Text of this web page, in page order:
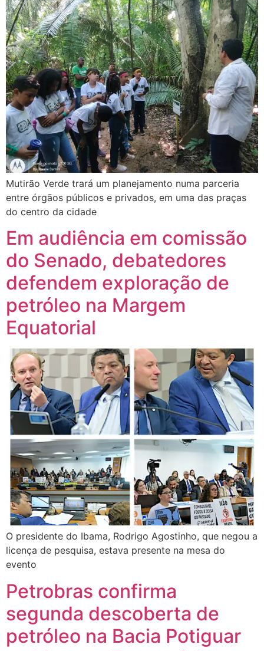
Mutirão Verde trará um planejamento numa parceria
entre órgãos públicos e privados, em uma das praças
do centro da cidade
Em audiência em comissão
do Senado, debatedores
defendem exploração de
petróleo na Margem
Equatorial
O presidente do Ibama, Rodrigo Agostinho, que negou a
licença de pesquisa, estava presente na mesa do
evento
Petrobras confirma
segunda descoberta de
petróleo na Bacia Potiguar